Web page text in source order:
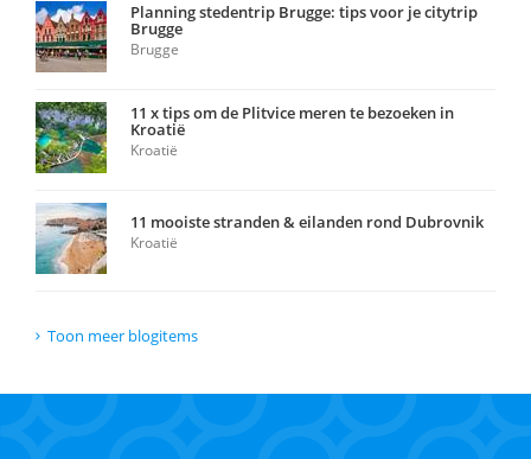
Planning stedentrip Brugge: tips voor je citytrip
Brugge
Brugge
11 x tips om de Plitvice meren te bezoeken in
Kroatië
Kroatië
11 mooiste stranden & eilanden rond Dubrovnik
Kroatië
Toon meer blogitems